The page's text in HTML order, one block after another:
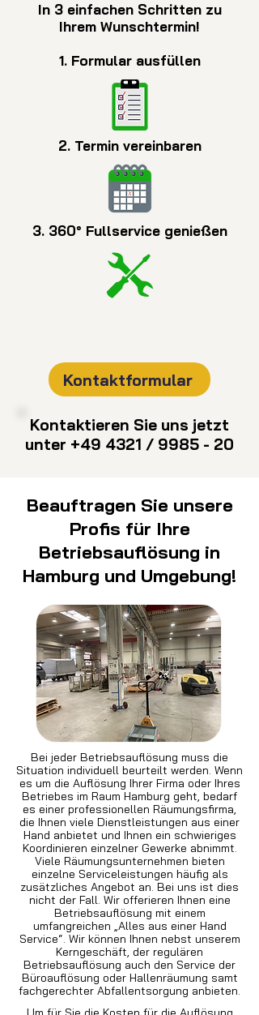
In 3 einfachen Schritten zu
Ihrem Wunschtermin!
1. Formular ausfüllen
2. Termin vereinbaren
3. 360° Fullservice genießen
Kontaktformular
Kontaktieren Sie uns jetzt
unter +49 4321 / 9985 - 20
Beauftragen Sie unsere
Profis für Ihre
Betriebsauflösung in
Hamburg und Umgebung!
Bei jeder Betriebsauflösung muss die
Situation individuell beurteilt werden. Wenn
es um die Auflösung Ihrer Firma oder Ihres
Betriebes im Raum Hamburg geht, bedarf
es einer professionellen Räumungsfirma,
die Ihnen viele Dienstleistungen aus einer
Hand anbietet und Ihnen ein schwieriges
Koordinieren einzelner Gewerke abnimmt.
Viele Räumungsunternehmen bieten
einzelne Serviceleistungen häufig als
zusätzliches Angebot an. Bei uns ist dies
nicht der Fall. Wir offerieren Ihnen eine
Betriebsauflösung mit einem
umfangreichen „Alles aus einer Hand
Service“. Wir können Ihnen nebst unserem
Kerngeschäft, der regulären
Betriebsauflösung auch den Service der
Büroauflösung oder Hallenräumung samt
fachgerechter Abfallentsorgung anbieten.